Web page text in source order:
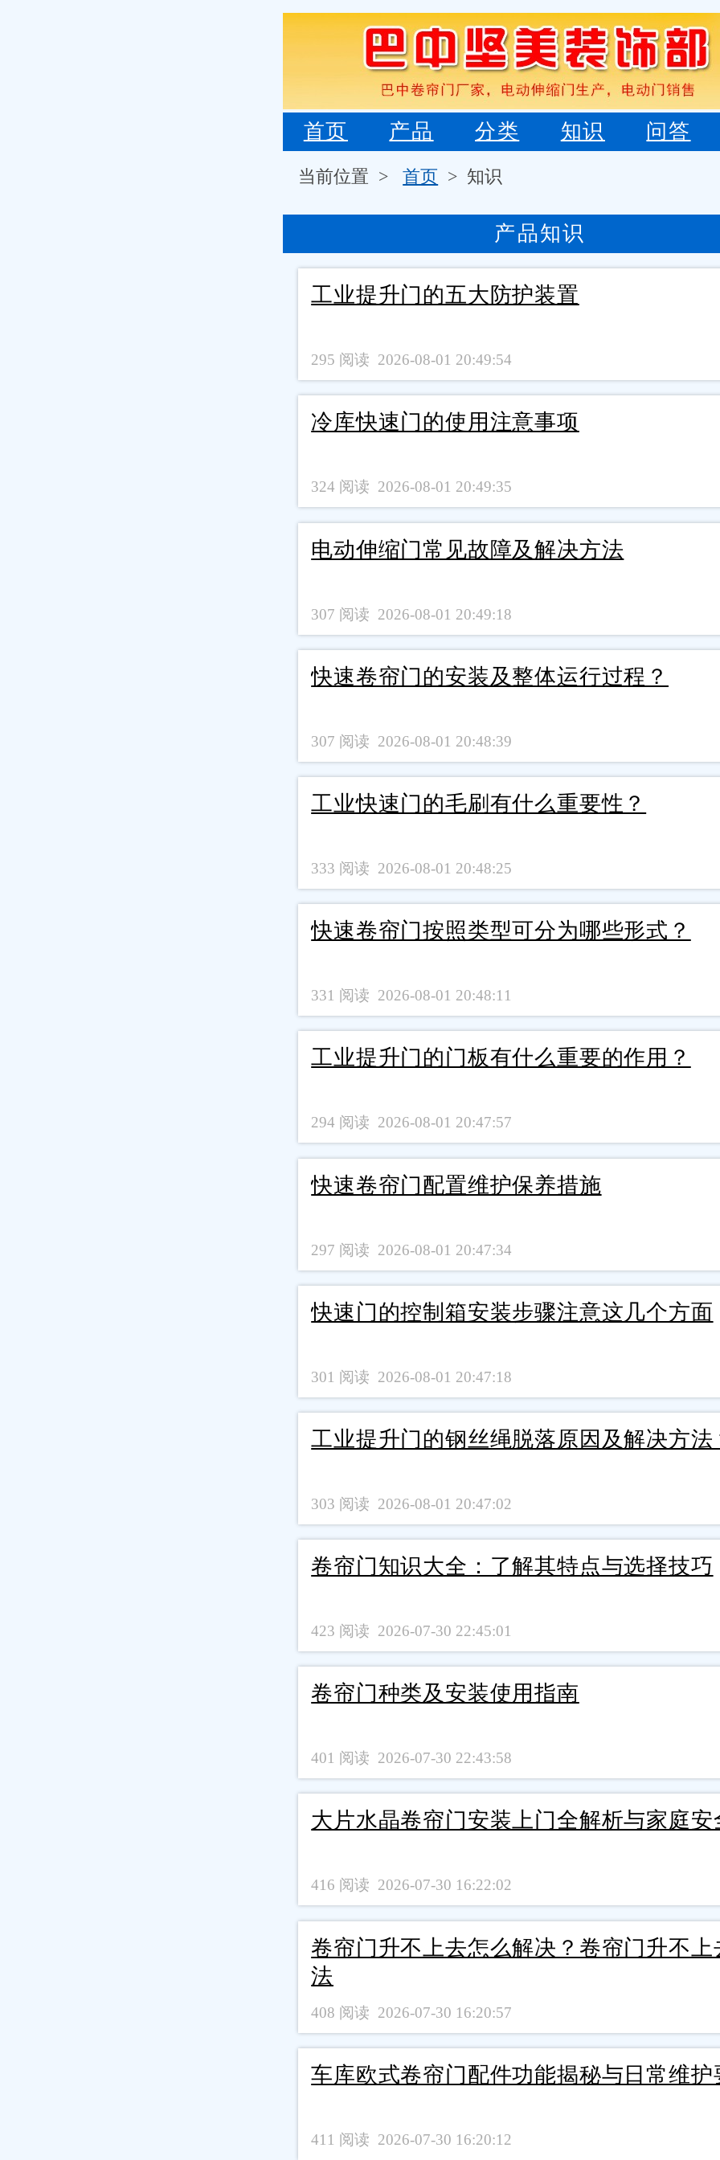
首页 产品 分类 知识 问答
当前位置 >首页 > 知识
产品知识
工业提升门的五大防护装置
295 阅读 2026-08-01 20:49:54
冷库快速门的使用注意事项
324 阅读 2026-08-01 20:49:35
电动伸缩门常见故障及解决方法
307 阅读 2026-08-01 20:49:18
快速卷帘门的安装及整体运行过程？
307 阅读 2026-08-01 20:48:39
工业快速门的毛刷有什么重要性？
333 阅读 2026-08-01 20:48:25
快速卷帘门按照类型可分为哪些形式？
331 阅读 2026-08-01 20:48:11
工业提升门的门板有什么重要的作用？
294 阅读 2026-08-01 20:47:57
快速卷帘门配置维护保养措施
297 阅读 2026-08-01 20:47:34
快速门的控制箱安装步骤注意这几个方面
301 阅读 2026-08-01 20:47:18
工业提升门的钢丝绳脱落原因及解决方法
303 阅读 2026-08-01 20:47:02
卷帘门知识大全：了解其特点与选择技巧
423 阅读 2026-07-30 22:45:01
卷帘门种类及安装使用指南
401 阅读 2026-07-30 22:43:58
大片水晶卷帘门安装上门全解析与家庭
416 阅读 2026-07-30 16:22:02
卷帘门升不上去怎么解决？卷帘门升不
法
408 阅读 2026-07-30 16:20:57
车库欧式卷帘门配件功能揭秘与日常维护
411 阅读 2026-07-30 16:20:12